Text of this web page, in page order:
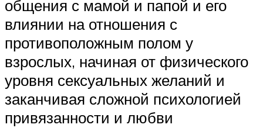
общения с мамой и папой и его
влиянии на отношения с
противоположным полом у
взрослых, начиная от физического
уровня сексуальных желаний и
заканчивая сложной психологией
привязанности и любви